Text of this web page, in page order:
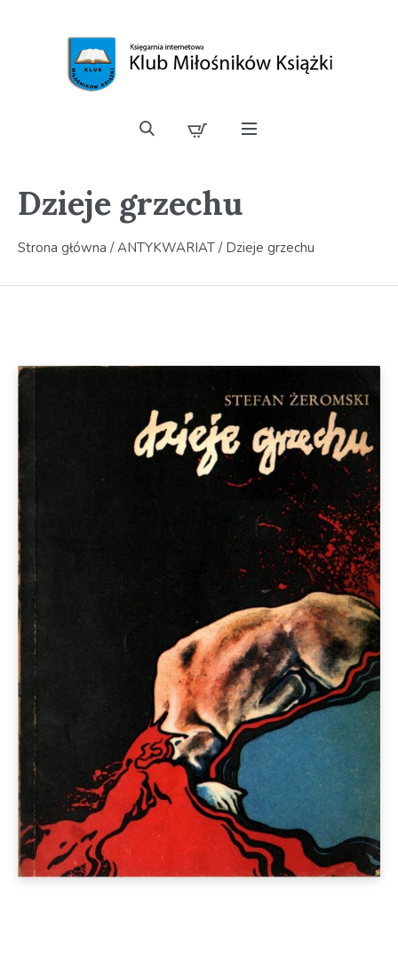
Dzieje grzechu
Strona główna /ANTYKWARIAT / Dzieje grzechu